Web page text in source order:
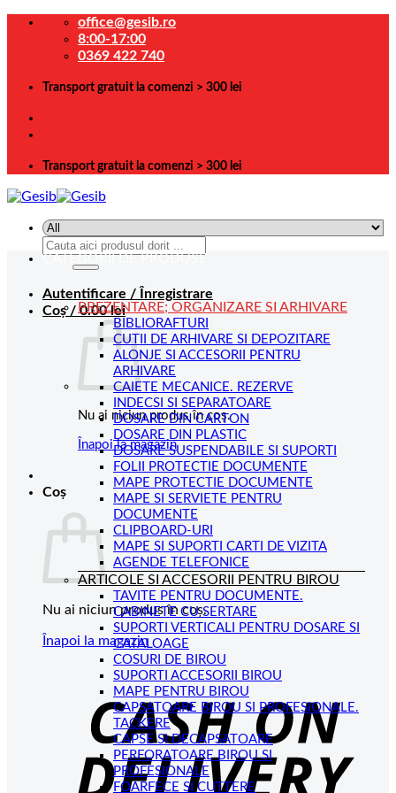
Skip
office@gesib.ro
8:00-17:00
0369 422 740
Transport gratuit la comenzi > 300 lei
Transport gratuit la comenzi > 300 lei
Caută
Autentificare / Înregistrare
Coș /0.00lei
Nu ai niciun produs în coș.
Înapoi la magazin
Coș
Nu ai niciun produs în coș.
Înapoi la magazin
CATEGORII DE PRODUSE
PREZENTARE; ORGANIZARE SI ARHIVARE
BIBLIORAFTURI
CUTII DE ARHIVARE SI DEPOZITARE
ALONJE SI ACCESORII PENTRU
ARHIVARE
CAIETE MECANICE. REZERVE
INDECSI SI SEPARATOARE
DOSARE DIN CARTON
DOSARE DIN PLASTIC
DOSARE SUSPENDABILE SI SUPORTI
FOLII PROTECTIE DOCUMENTE
MAPE PROTECTIE DOCUMENTE
MAPE SI SERVIETE PENTRU
DOCUMENTE
CLIPBOARD-URI
MAPE SI SUPORTI CARTI DE VIZITA
AGENDE TELEFONICE
ARTICOLE SI ACCESORII PENTRU BIROU
TAVITE PENTRU DOCUMENTE.
CABINETE CU SERTARE
SUPORTI VERTICALI PENTRU DOSARE SI
CATALOAGE
COSURI DE BIROU
SUPORTI ACCESORII BIROU
MAPE PENTRU BIROU
CAPSATOARE BIROU SI PROFESIONALE.
TACKERE
CAPSE SI DECAPSATOARE
PERFORATOARE BIROU SI
PROFESIONALE
FOARFECE SI CUTTERE